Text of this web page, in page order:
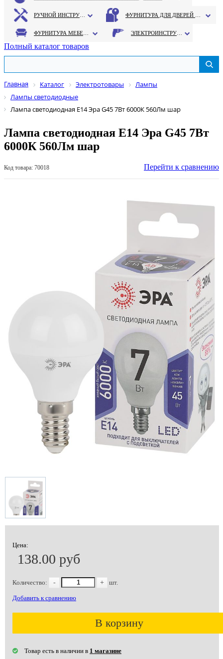
Полный каталог товаров
Главная Каталог Электротовары
Лампы
Лампы светодиодные
Лампа светодиодная Е14 Эра G45 7Вт 6000К 560Лм шар
Лампа светодиодная Е14 Эра G45 7Вт
6000К 560Лм шар
Код товара: 70018 Перейти к сравнению
Цена:
138.00 руб
Количество: - + шт.
Добавить к сравнению
В корзину
Товар есть в наличии в 1 магазине